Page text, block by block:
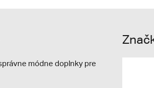
módne doplnky pre